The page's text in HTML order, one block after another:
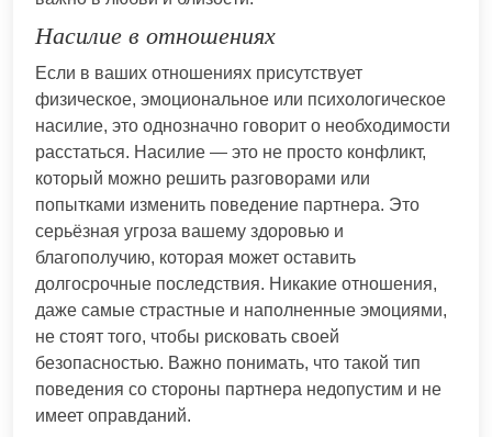
Насилие в отношениях
Если в ваших отношениях присутствует
физическое, эмоциональное или психологическое
насилие, это однозначно говорит о необходимости
расстаться. Насилие — это не просто конфликт,
который можно решить разговорами или
попытками изменить поведение партнера. Это
серьёзная угроза вашему здоровью и
благополучию, которая может оставить
долгосрочные последствия. Никакие отношения,
даже самые страстные и наполненные эмоциями,
не стоят того, чтобы рисковать своей
безопасностью. Важно понимать, что такой тип
поведения со стороны партнера недопустим и не
имеет оправданий.